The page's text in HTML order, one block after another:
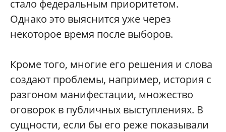
стало федеральным приоритетом.
Однако это выяснится уже через
некоторое время после выборов.
Кроме того, многие его решения и слова
создают проблемы, например, история с
разгоном манифестации, множество
оговорок в публичных выступлениях. В
сущности, если бы его реже показывали